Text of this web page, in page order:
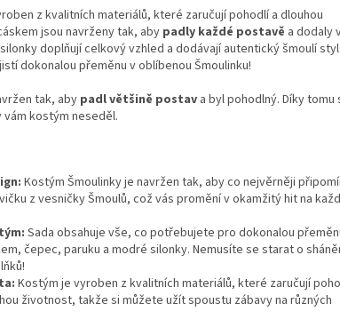
z kvalitních materiálů, které zaručují pohodlí a dlouhou
jsou navrženy tak, aby padly každé postavě a dodaly
doplňují celkový vzhled a dodávají autentický šmoulí styl.
dokonalou přeměnu v oblíbenou Šmoulinku!
tak, abypadl většině postav a byl pohodlný. Díky tomu
kostým neseděl.
Kostým Šmoulinky je navržen tak, aby co nejvěrněji
z vesničky Šmoulů, což vás promění v okamžitý hit na
Sada obsahuje vše, co potřebujete pro dokonalou
čepec, paruku a modré silonky. Nemusíte se starat o
Kostým je vyroben z kvalitních materiálů, které zaručují
životnost, takže si můžete užít spoustu zábavy na různých